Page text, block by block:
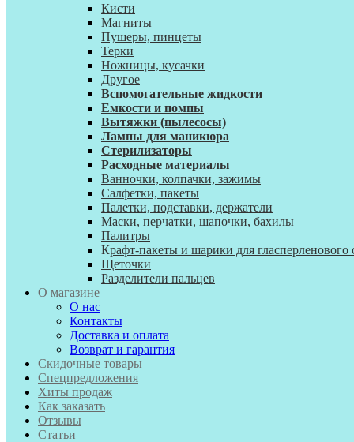
Кисти
Магниты
Пушеры, пинцеты
Терки
Ножницы, кусачки
Другое
Вспомогательные жидкости
Емкости и помпы
Вытяжки (пылесосы)
Лампы для маникюра
Стерилизаторы
Расходные материалы
Ванночки, колпачки, зажимы
Салфетки, пакеты
Палетки, подставки, держатели
Маски, перчатки, шапочки, бахилы
Палитры
Крафт-пакеты и шарики для гласперленового
Щеточки
Разделители пальцев
О магазине
О нас
Контакты
Доставка и оплата
Возврат и гарантия
Скидочные товары
Спецпредложения
Хиты продаж
Как заказать
Отзывы
Статьи